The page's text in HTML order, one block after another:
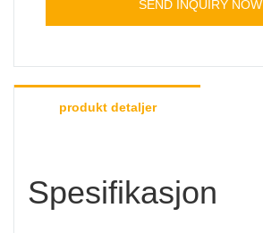
SEND INQUIRY NOW
produkt detaljer
Spesifikasjon